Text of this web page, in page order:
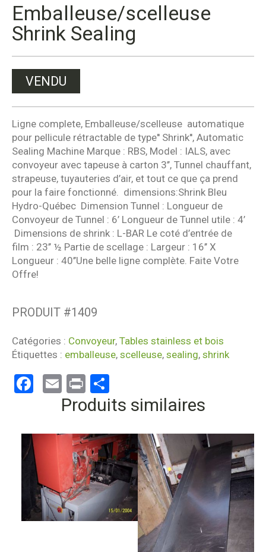
Emballeuse/scelleuse
Shrink Sealing
VENDU
Ligne complete, Emballeuse/scelleuse automatique
pour pellicule rétractable de type'' Shrink'', Automatic
Sealing Machine Marque : RBS, Model : IALS, avec
convoyeur avec tapeuse à carton 3’’, Tunnel chauffant,
strapeuse, tuyauteries d’air, et tout ce que ça prend
pour la faire fonctionné. dimensions:Shrink Bleu
Hydro-Québec Dimension Tunnel : Longueur de
Convoyeur de Tunnel : 6’ Longueur de Tunnel utile : 4’
Dimensions de shrink : L-BAR Le coté d’entrée de
film : 23’’ ½ Partie de scellage : Largeur : 16’’ X
Longueur : 40’’Une belle ligne complète. Faite Votre
Offre!
PRODUIT #1409
Catégories : Convoyeur, Tables stainless et bois
Étiquettes : emballeuse, scelleuse, sealing, shrink
Facebook
Email
Print
Produits similaires